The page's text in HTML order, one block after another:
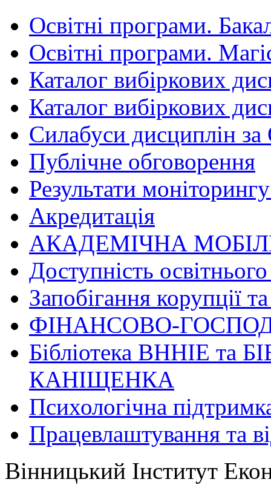
Освітні програми.
Освітні програми.
Каталог вибіркових
Каталог вибіркових
Силабуси дисциплін
Публічне обговорення
Результати
Акредитація
АКАДЕМІЧНА
Доступність
Запобігання корупції
ФІНАНСОВО-
Бібліотека ВННІЕ та
КАНІЩЕНКА
Психологічна
Працевлаштування та
Вінницький Інститут